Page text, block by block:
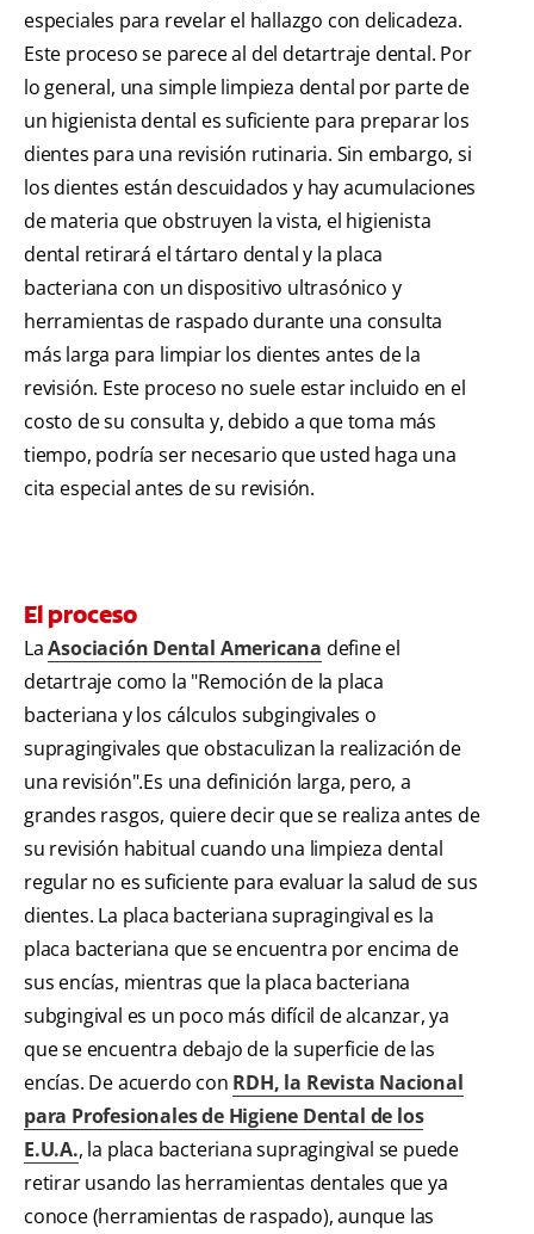
especiales para revelar el hallazgo con delicadeza.
Este proceso se parece al del detartraje dental. Por
lo general, una simple limpieza dental por parte de
un higienista dental es suficiente para preparar los
dientes para una revisión rutinaria. Sin embargo, si
los dientes están descuidados y hay acumulaciones
de materia que obstruyen la vista, el higienista
dental retirará el tártaro dental y la placa
bacteriana con un dispositivo ultrasónico y
herramientas de raspado durante una consulta
más larga para limpiar los dientes antes de la
revisión. Este proceso no suele estar incluido en el
costo de su consulta y, debido a que toma más
tiempo, podría ser necesario que usted haga una
cita especial antes de su revisión.
El proceso
LaAsociación Dental Americana define el
detartraje como la "Remoción de la placa
bacteriana y los cálculos subgingivales o
supragingivales que obstaculizan la realización de
una revisión".Es una definición larga, pero, a
grandes rasgos, quiere decir que se realiza antes de
su revisión habitual cuando una limpieza dental
regular no es suficiente para evaluar la salud de sus
dientes. La placa bacteriana supragingival es la
placa bacteriana que se encuentra por encima de
sus encías, mientras que la placa bacteriana
subgingival es un poco más difícil de alcanzar, ya
que se encuentra debajo de la superficie de las
encías. De acuerdo con RDH, la Revista Nacional
para Profesionales de Higiene Dental de los
E.U.A., la placa bacteriana supragingival se puede
retirar usando las herramientas dentales que ya
conoce (herramientas de raspado), aunque las